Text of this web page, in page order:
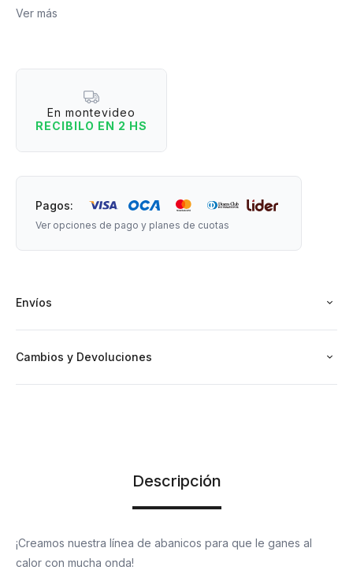
Estos abanicos de madera y tela son el complemento ideal
tu personalidad mientras te abanicas como te mereces.
Material: madera y tela.
Ver más
En montevideo
RECIBILO EN 2 HS
Pagos:
Ver opciones de pago y planes de cuotas
Envíos
Cambios y Devoluciones
Descripción
¡Creamos nuestra línea de abanicos para que le ganes al
calor con mucha onda!